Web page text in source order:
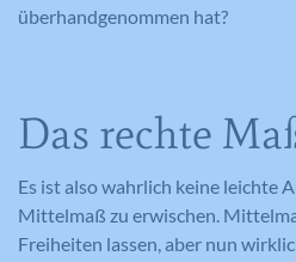
überhandgenommen hat?
Das rechte
Es ist also wahrlich keine leichte
Mittelmaß zu erwischen.
Freiheiten lassen, aber nun